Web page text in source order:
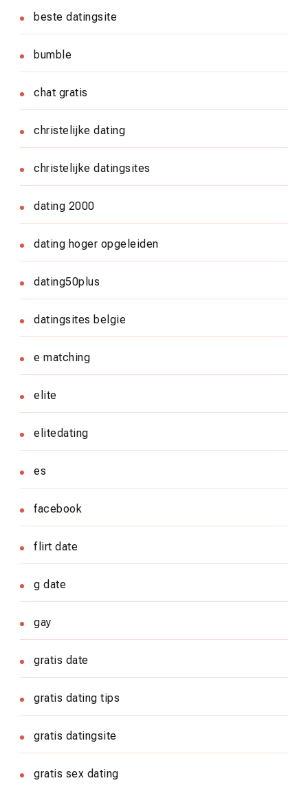
beste datingsite
bumble
chat gratis
christelijke dating
christelijke datingsites
dating 2000
dating hoger opgeleiden
dating50plus
datingsites belgie
e matching
elite
elitedating
es
facebook
flirt date
g date
gay
gratis date
gratis dating tips
gratis datingsite
gratis sex dating